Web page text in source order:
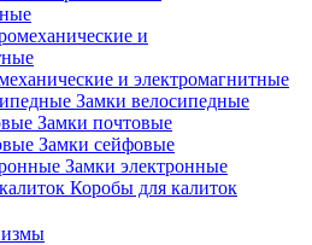
и электромагнитные
Замки велосипедные
Замки почтовые
Замки сейфовые
Замки электронные
Коробы для калиток